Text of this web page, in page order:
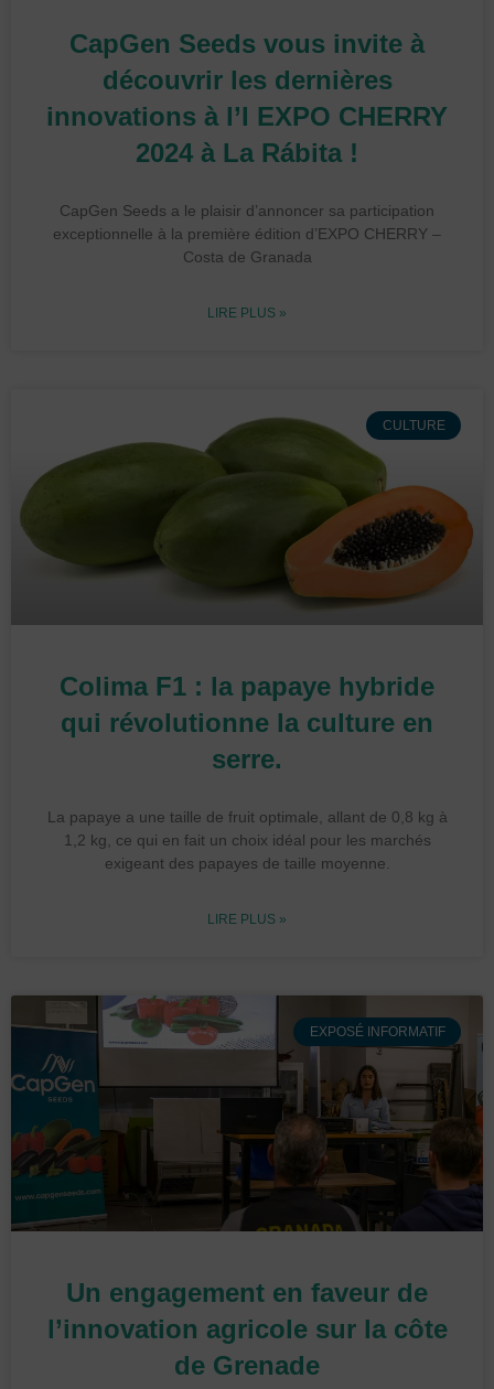
CapGen Seeds vous invite à
découvrir les dernières
innovations à l’I EXPO CHERRY
2024 à La Rábita !
CapGen Seeds a le plaisir d’annoncer sa participation
exceptionnelle à la première édition d’EXPO CHERRY –
Costa de Granada
LIRE PLUS »
CULTURE
Colima F1 : la papaye hybride
qui révolutionne la culture en
serre.
La papaye a une taille de fruit optimale, allant de 0,8 kg à
1,2 kg, ce qui en fait un choix idéal pour les marchés
exigeant des papayes de taille moyenne.
LIRE PLUS »
EXPOSÉ INFORMATIF
Un engagement en faveur de
l’innovation agricole sur la côte
de Grenade